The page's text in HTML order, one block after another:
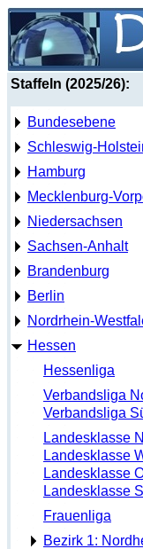
Staffeln (2025/26):
Bundesebene
Schleswig-
Hamburg
Mecklenburg-
Niedersachsen
Sachsen-Anhalt
Brandenburg
Berlin
Nordrhein-
Hessen
Hessenliga
Verbandsliga
Verbandsliga
Landesklasse
Landesklasse
Landesklasse
Landesklasse
Frauenliga
Bezirk 1: